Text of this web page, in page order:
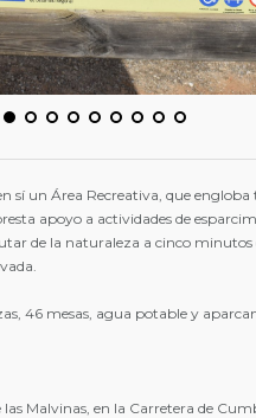
sí un Área Recreativa, que
apoyo a actividades de
de la naturaleza a cinco
46 mesas, agua potable y
Malvinas, en la Carretera de